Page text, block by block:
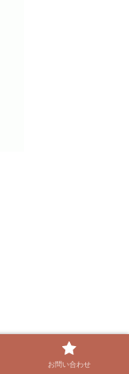
お問い合わせ